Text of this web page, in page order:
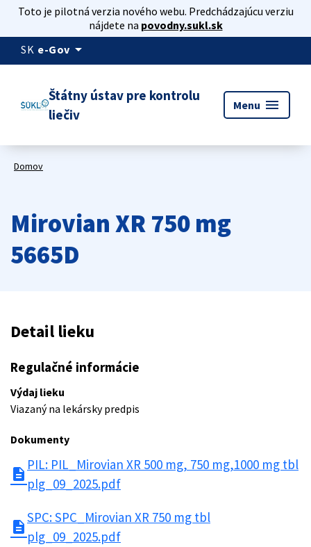
Toto je pilotná verzia nového webu. Predchádzajúcu verziu
nájdete na povodny.sukl.sk
SK e-Gov arrow_drop_down
Štátny ústav pre kontrolu
liečiv
Menu menu
Domov
Mirovian XR 750 mg
5665D
Detail lieku
Regulačné informácie
Výdaj lieku
Viazaný na lekársky predpis
Dokumenty
description
PIL: PIL_Mirovian XR 500 mg, 750 mg,1000 mg tbl
plg_09_2025.pdf
description
SPC: SPC_Mirovian XR 750 mg tbl
plg_09_2025.pdf